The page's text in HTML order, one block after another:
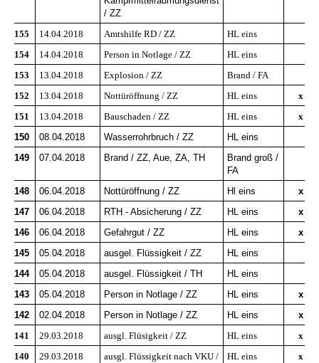
/ ZZ
155 14.04.2018 Amtshilfe RD / ZZ
HL eins
154
14.04.2018 Person in Notlage / ZZ
HL eins
153
13.04.2018 Explosion / ZZ
Brand / FA
152
13.04.2018 Nottüröffnung / ZZ HL eins
x
151
13.04.2018 Bauschaden / ZZ HL eins
x
150
08.04.2018 Wasserrohrbruch / ZZ
HL eins
149
07.04.2018 Brand / ZZ, Aue, ZA, TH
Brand groß /
FA
148
06.04.2018 Nottüröffnung / ZZ Hl eins
x
147
06.04.2018 RTH - Absicherung / ZZ HL eins
x
146
06.04.2018 Gefahrgut / ZZ HL eins
x
145
05.04.2018 ausgel. Flüssigkeit / ZZ
HL eins
144
05.04.2018 ausgel. Flüssigkeit / TH
HL eins
143
05.04.2018 Person in Notlage / ZZ HL eins
x
142
02.04.2018 Person in Notlage / ZZ HL eins
x
141
29.03.2018 ausgl. Flüsigkeit / ZZ HL eins
x
140
29.03.2018
ausgl. Flüssigkeit nach VKU /
HL eins x